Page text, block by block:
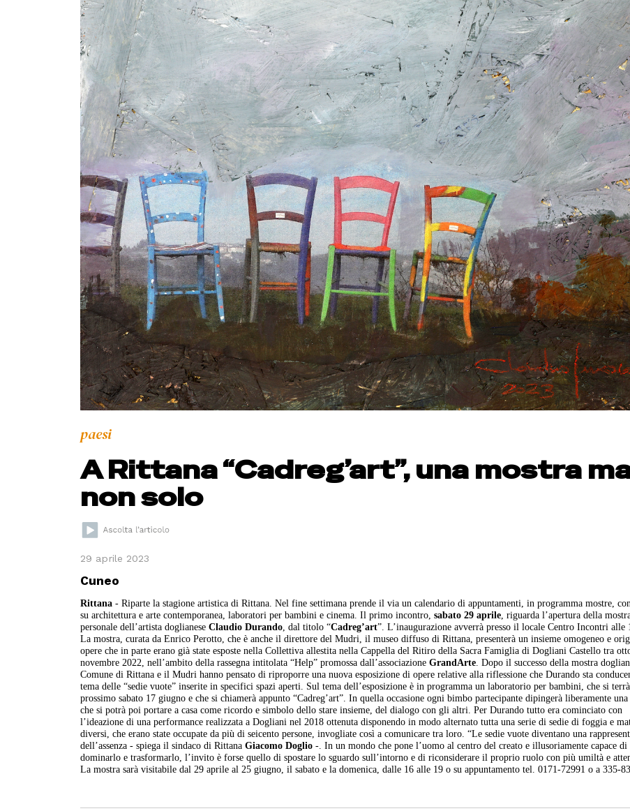
paesi
A Rittana “Cadreg’art”, una mostra
non solo
29 aprile 2023
Cuneo
Rittana - Riparte la stagione artistica di Rittana. Nel fine settimana prende il via un calendario di appuntamenti, in programma mostre,
su architettura e arte contemporanea, laboratori per bambini e cinema. Il primo incontro,sabato 29 aprile, riguarda l’apertura della
personale dell’artista doglianeseClaudio Durando, dal titolo “Cadreg’art”. L’inaugurazione avverrà presso il locale Centro Incontri alle
La mostra, curata da Enrico Perotto, che è anche il direttore del Mudri, il museo diffuso di Rittana, presenterà un insieme omogeneo e
opere che in parte erano già state esposte nella Collettiva allestita nella Cappella del Ritiro della Sacra Famiglia di Dogliani Castello tra
novembre 2022, nell’ambito della rassegna intitolata “Help” promossa dall’associazione GrandArte. Dopo il successo della mostra
Comune di Rittana e il Mudri hanno pensato di riproporre una nuova esposizione di opere relative alla riflessione che Durando sta
tema delle “sedie vuote” inserite in specifici spazi aperti. Sul tema dell’esposizione è in programma un laboratorio per bambini, che si
prossimo sabato 17 giugno e che si chiamerà appunto “Cadreg’art”. In quella occasione ogni bimbo partecipante dipingerà liberamente una
che si potrà poi portare a casa come ricordo e simbolo dello stare insieme, del dialogo con gli altri. Per Durando tutto era cominciato con
l’ideazione di una performance realizzata a Dogliani nel 2018 ottenuta disponendo in modo alternato tutta una serie di sedie di foggia e
diversi, che erano state occupate da più di seicento persone, invogliate così a comunicare tra loro. “Le sedie vuote diventano una
dell’assenza - spiega il sindaco di RittanaGiacomo Doglio -. In un mondo che pone l’uomo al centro del creato e illusoriamente capace di
dominarlo e trasformarlo, l’invito è forse quello di spostare lo sguardo sull’intorno e di riconsiderare il proprio ruolo con più umiltà e
La mostra sarà visitabile dal 29 aprile al 25 giugno, il sabato e la domenica, dalle 16 alle 19 o su appuntamento tel. 0171-72991 o a 335-